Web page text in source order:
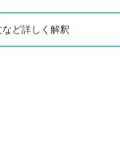
など詳しく解釈